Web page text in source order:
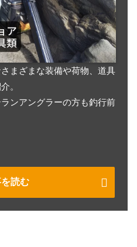
まざまな装備や荷物、道具
。
ンアングラーの方も釣行前
読む